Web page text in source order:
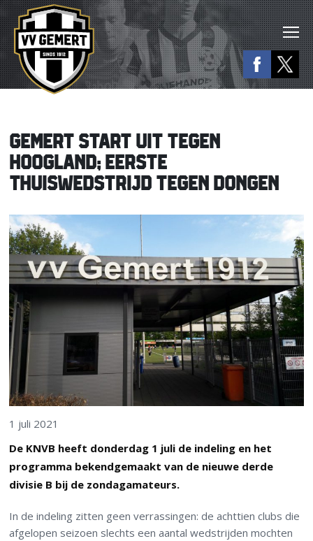
GEMERT START UIT TEGEN
HOOGLAND; EERSTE
THUISWEDSTRIJD TEGEN DONGEN
1 juli 2021
De KNVB heeft donderdag 1 juli de indeling en het
programma bekendgemaakt van de nieuwe derde
divisie B bij de zondagamateurs.
In de indeling zitten geen verrassingen: de achttien clubs die
afgelopen seizoen slechts een aantal wedstrijden mochten